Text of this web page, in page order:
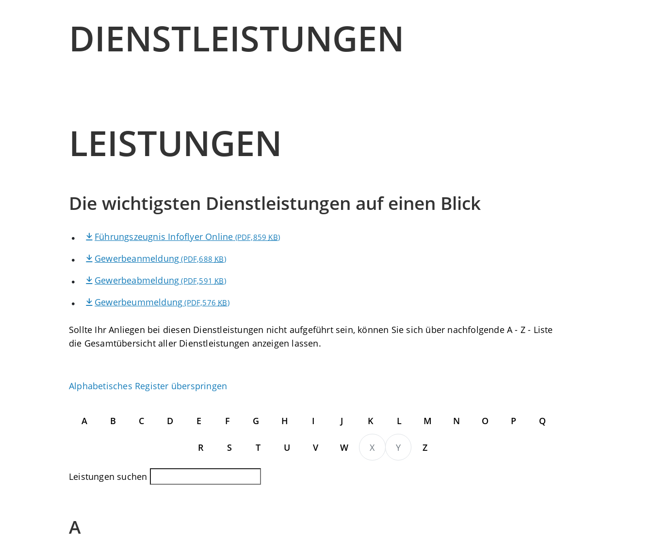
DIENSTLEISTUNGEN
LEISTUNGEN
Die wichtigsten Dienstleistungen auf einen Blick
Führungszeugnis Infoflyer Online (PDF,859 KB)
Gewerbeanmeldung (PDF,688 KB)
Gewerbeabmeldung (PDF,591 KB)
Gewerbeummeldung (PDF,576 KB)
Sollte Ihr Anliegen bei diesen Dienstleistungen nicht aufgeführt sein, können Sie sich über nachfolgende A - Z - Liste
die Gesamtübersicht aller Dienstleistungen anzeigen lassen.
Alphabetisches Register überspringen
A B C D E F G H I J K L M N O P Q
R S T U V W X Y Z
Leistungen suchen
A